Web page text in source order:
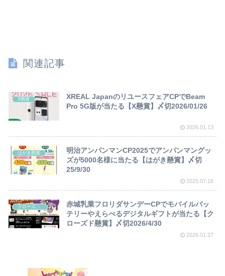
関連記事
X懸賞
XREAL JapanのリユースフェアCPでBeam
Pro 5G版が当たる【X懸賞】〆切2026/01/26
2026.01.13
はがき懸賞
明治アンパンマンCP2025でアンパンマングッ
ズが5000名様に当たる【はがき懸賞】〆切
25/9/30
2025.07.16
赤城乳業フロリダサンデーCPでモバイルバッ
テリーやえらべるデジタルギフトが当たる【ク
ローズド懸賞】〆切2026/4/30
2026.01.27